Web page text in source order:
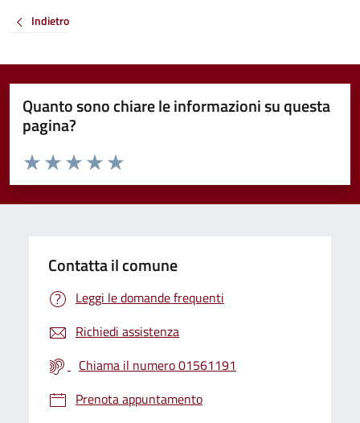
Indietro
Quanto sono chiare le informazioni su questa
pagina?
Valuta da 1 a 5 stelle la pagina
Valuta 5 stelle su 5
Valuta 4 stelle su 5
Valuta 3 stelle su 5
Valuta 2 stelle su 5
Valuta 1 stelle su 5
Contatta il comune
Leggi le domande frequenti
Richiedi assistenza
Chiama il numero 01561191
Prenota appuntamento